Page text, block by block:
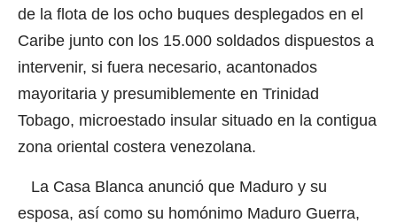
de la flota de los ocho buques desplegados en el
Caribe junto con los 15.000 soldados dispuestos a
intervenir, si fuera necesario, acantonados
mayoritaria y presumiblemente en Trinidad
Tobago, microestado insular situado en la contigua
zona oriental costera venezolana.
La Casa Blanca anunció que Maduro y su
esposa, así como su homónimo Maduro Guerra,